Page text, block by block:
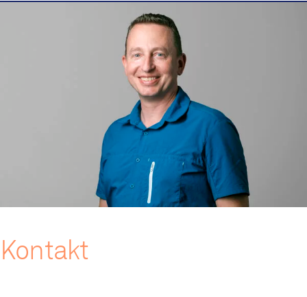
Kontakt